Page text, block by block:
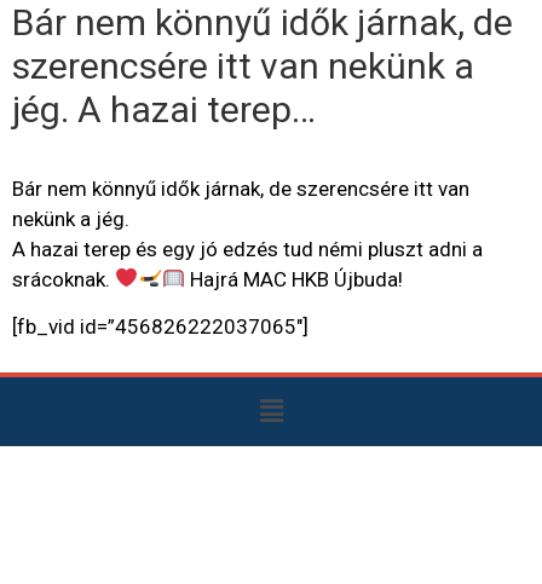
Bár nem könnyű idők járnak, de
szerencsére itt van nekünk a
jég. A hazai terep…
Bár nem könnyű idők járnak, de szerencsére itt van
nekünk a jég.
A hazai terep és egy jó edzés tud némi pluszt adni a
srácoknak.
Hajrá MAC HKB Újbuda!
[fb_vid id=”456826222037065″]